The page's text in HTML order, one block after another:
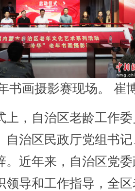
书画摄影赛现场。 崔
，自治区老龄工作委
自治区民政厅党组书
。近年来，自治区党
领导和工作指导，全